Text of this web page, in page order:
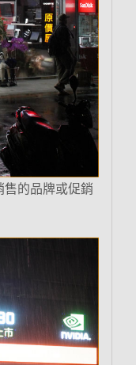
售的品牌或促銷